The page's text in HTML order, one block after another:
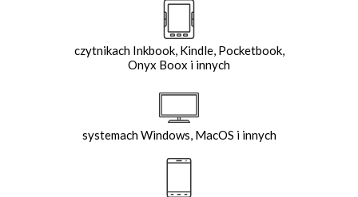
czytnikach Inkbook, Kindle, Pocketbook,
Onyx Boox i innych
systemach Windows, MacOS i innych